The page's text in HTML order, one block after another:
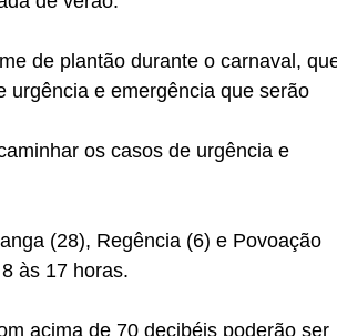
de plantão durante o carnaval,
urgência e emergência que serão
os casos de urgência e
(28), Regência (6) e Povoação
às 17 horas.
acima de 70 decibéis poderão ser